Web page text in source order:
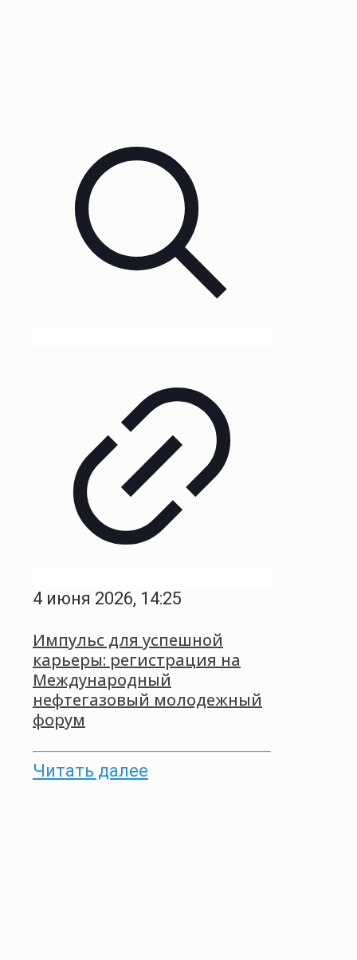
4 июня 2026, 14:25
Импульс для успешной
карьеры: регистрация на
Международный
нефтегазовый молодежный
форум
Читать далее